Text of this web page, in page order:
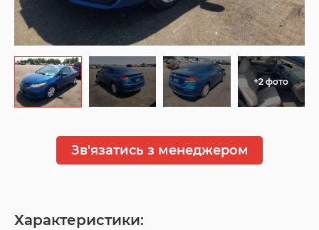
+2 фото
Зв'язатись з менеджером
Характеристики: